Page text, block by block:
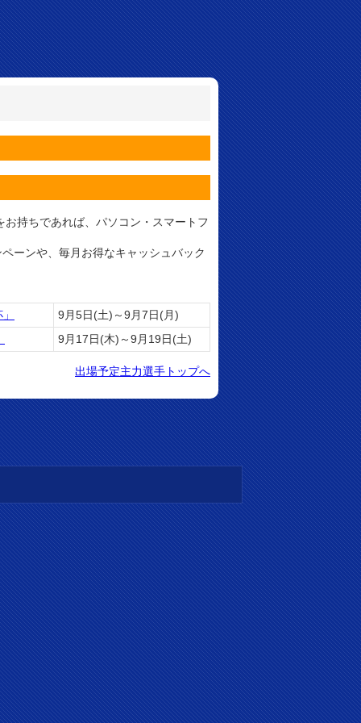
持ちであれば、パソコン・スマートフ
ーンや、毎月お得なキャッシュバック
9月5日(土)～9月7日(月)
9月17日(木)～9月19日(土)
出場予定主力選手トップへ